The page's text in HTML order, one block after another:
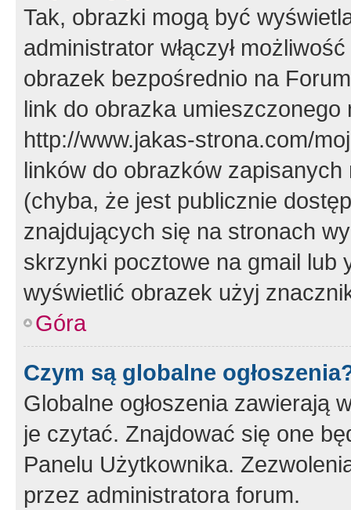
Tak, obrazki mogą być
administrator włączył
obrazek bezpośrednio na
link do obrazka
http://www.jakas-strona.com/
linków do obrazków
(chyba, że jest publicznie
znajdujących się na stronach
skrzynki pocztowe na gmail lub
wyświetlić obrazek użyj
Góra
Czym są globalne
Globalne ogłoszenia zawierają
je czytać. Znajdować się one
Panelu Użytkownika.
przez administratora forum.